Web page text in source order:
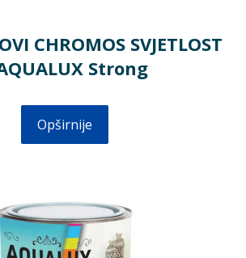
CHROMOS SVJETLOST
Strong
Opširnije